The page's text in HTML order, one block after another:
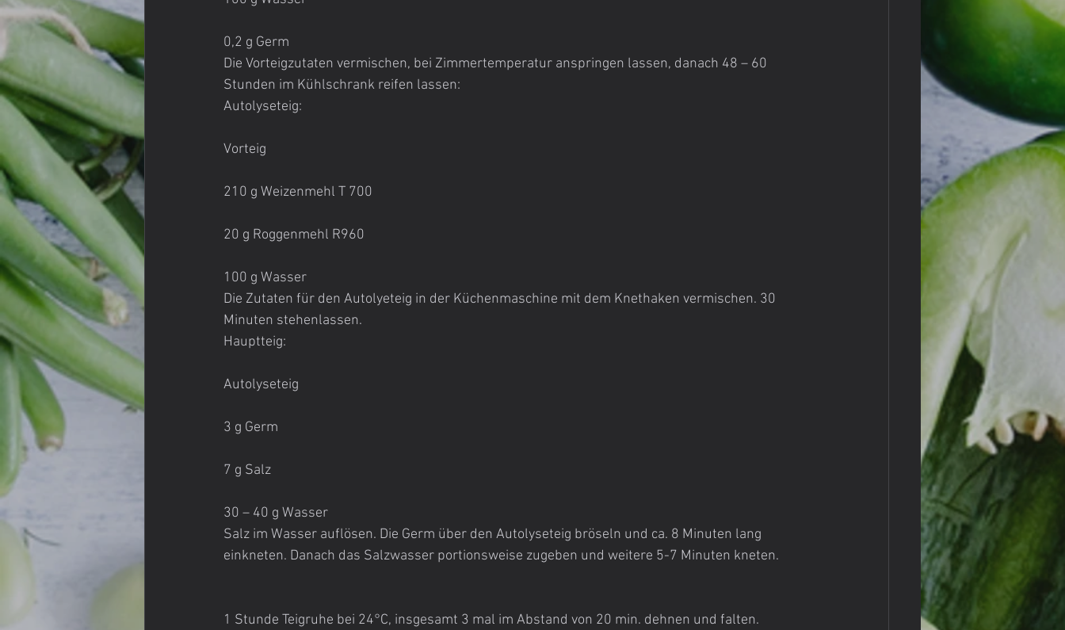
0,2 g Germ
Die Vorteigzutaten vermischen, bei Zimmertemperatur anspringen lassen, danach 48 – 60
Stunden im Kühlschrank reifen lassen:
Autolyseteig:
Vorteig
210 g Weizenmehl T 700
20 g Roggenmehl R960
100 g Wasser
Die Zutaten für den Autolyeteig in der Küchenmaschine mit dem Knethaken vermischen. 30
Minuten stehenlassen.
Hauptteig:
Autolyseteig
3 g Germ
7 g Salz
30 – 40 g Wasser
Salz im Wasser auflösen. Die Germ über den Autolyseteig bröseln und ca. 8 Minuten lang
einkneten. Danach das Salzwasser portionsweise zugeben und weitere 5-7 Minuten kneten.
1 Stunde Teigruhe bei 24°C, insgesamt 3 mal im Abstand von 20 min. dehnen und falten.